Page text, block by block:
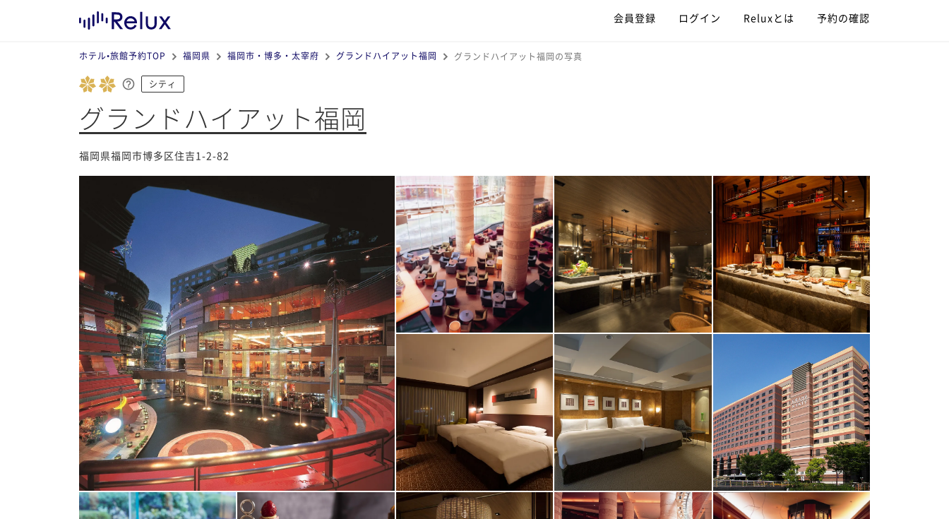
会員登録 ログイン Reluxとは 予約の確認
ホテル•旅館予約TOP 福岡県 福岡市・博多・太宰府 グランドハイアット福岡 グランドハイアット福岡の写真
シティ
グランドハイアット福岡
福岡県福岡市博多区住吉1-2-82